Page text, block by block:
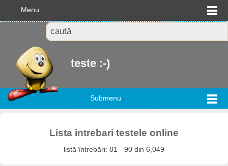
Menu
teste :-)
Submenu
Lista intrebari testele online
listă întrebări: 81 - 90 din 6,049